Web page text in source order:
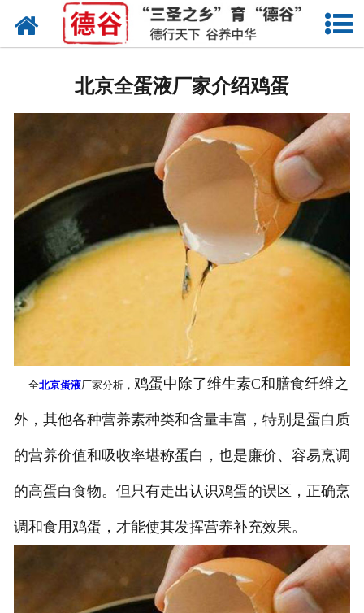
网站首页
卤蛋
产品中心
新闻中心
走进德谷
北京全蛋液厂家介绍鸡蛋
全北京蛋液厂家分析， 鸡蛋中除了维生素C和膳食纤维之
外，其他各种营养素种类和含量丰富，特别是蛋白质
的营养价值和吸收率堪称蛋白，也是廉价、容易烹调
的高蛋白食物。但只有走出认识鸡蛋的误区，正确烹
调和食用鸡蛋，才能使其发挥营养补充效果。